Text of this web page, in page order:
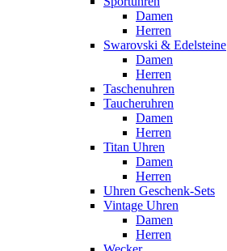
Damen
Herren
Swarovski & Edelsteine
Damen
Herren
Taschenuhren
Taucheruhren
Damen
Herren
Titan Uhren
Damen
Herren
Uhren Geschenk-Sets
Vintage Uhren
Damen
Herren